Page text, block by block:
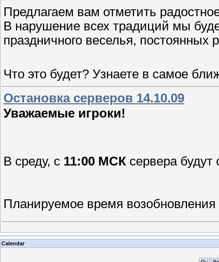
Предлагаем вам отметить
В нарушение всех традиций мы
праздничного веселья, постоянных
Что это будет? Узнаете в самое
Остановка серверов 14.10.09
Уважаемые игроки!
В среду, с 11:00 МСК сервера будут
Планируемое время
Calendar